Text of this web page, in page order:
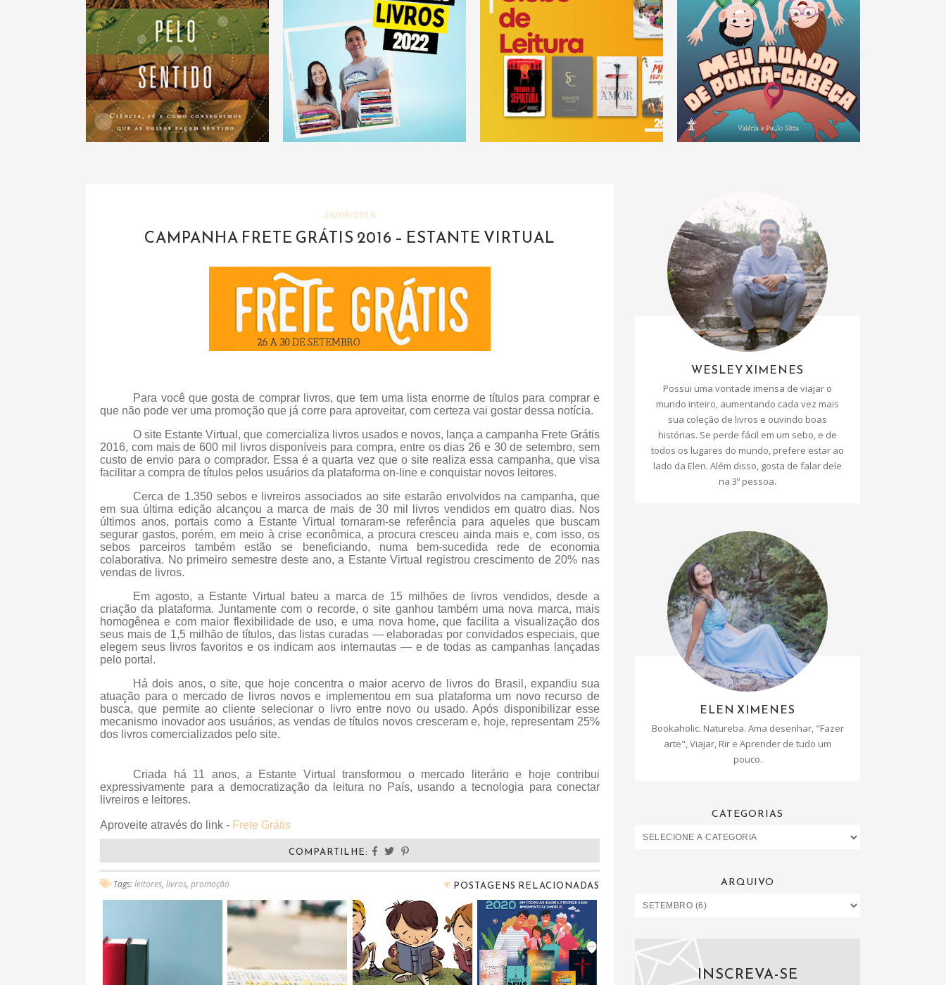
26/09/2016
CAMPANHA FRETE GRÁTIS 2016 – ESTANTE VIRTUAL
Para você que gosta de comprar livros, que tem uma lista enorme de títulos para comprar e
que não pode ver uma promoção que já corre para aproveitar, com certeza vai gostar dessa notícia.
O site Estante Virtual, que comercializa livros usados e novos, lança a campanha Frete Grátis
2016, com mais de 600 mil livros disponíveis para compra, entre os dias 26 e 30 de setembro, sem
custo de envio para o comprador. Essa é a quarta vez que o site realiza essa campanha, que visa
facilitar a compra de títulos pelos usuários da plataforma on-line e conquistar novos leitores.
Cerca de 1.350 sebos e livreiros associados ao site estarão envolvidos na campanha, que
em sua última edição alcançou a marca de mais de 30 mil livros vendidos em quatro dias. Nos
últimos anos, portais como a Estante Virtual tornaram-se referência para aqueles que buscam
segurar gastos, porém, em meio à crise econômica, a procura cresceu ainda mais e, com isso, os
sebos parceiros também estão se beneficiando, numa bem-sucedida rede de economia
colaborativa. No primeiro semestre deste ano, a Estante Virtual registrou crescimento de 20% nas
vendas de livros.
Em agosto, a Estante Virtual bateu a marca de 15 milhões de livros vendidos, desde a
criação da plataforma. Juntamente com o recorde, o site ganhou também uma nova marca, mais
homogênea e com maior flexibilidade de uso, e uma nova home, que facilita a visualização dos
seus mais de 1,5 milhão de títulos, das listas curadas — elaboradas por convidados especiais, que
elegem seus livros favoritos e os indicam aos internautas — e de todas as campanhas lançadas
pelo portal.
Há dois anos, o site, que hoje concentra o maior acervo de livros do Brasil, expandiu sua
atuação para o mercado de livros novos e implementou em sua plataforma um novo recurso de
busca, que permite ao cliente selecionar o livro entre novo ou usado. Após disponibilizar esse
mecanismo inovador aos usuários, as vendas de títulos novos cresceram e, hoje, representam 25%
dos livros comercializados pelo site.
Criada há 11 anos, a Estante Virtual transformou o mercado literário e hoje contribui
expressivamente para a democratização da leitura no País, usando a tecnologia para conectar
livreiros e leitores.
Aproveite através do link - Frete Grátis
COMPARTILHE:
Tags:leitores, livros, promoção ▼ POSTAGENS RELACIONADAS
WESLEY XIMENES
Possui uma vontade imensa de viajar o
mundo inteiro, aumentando cada vez mais
sua coleção de livros e ouvindo boas
histórias. Se perde fácil em um sebo, e de
todos os lugares do mundo, prefere estar ao
lado da Elen. Além disso, gosta de falar dele
na 3º pessoa.
ELEN XIMENES
Bookaholic. Natureba. Ama desenhar, "Fazer
arte", Viajar, Rir e Aprender de tudo um
pouco.
CATEGORIAS
ARQUIVO
INSCREVA-SE